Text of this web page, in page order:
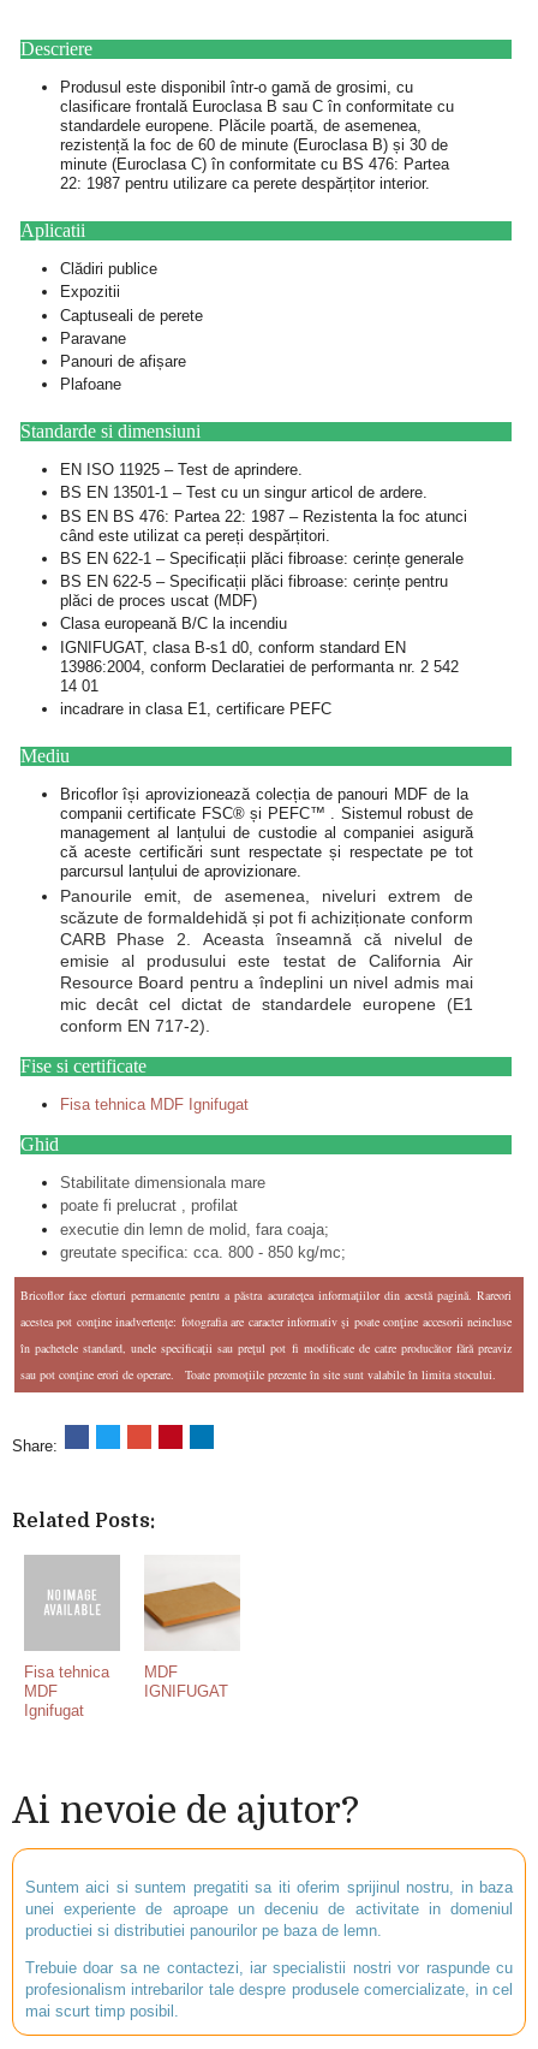
Descriere
Produsul este disponibil într-o gamă de grosimi, cu
clasificare frontală Euroclasa B sau C în conformitate cu
standardele europene. Plăcile poartă, de asemenea,
rezistență la foc de 60 de minute (Euroclasa B) și 30 de
minute (Euroclasa C) în conformitate cu BS 476: Partea
22: 1987 pentru utilizare ca perete despărțitor interior.
Aplicatii
Clădiri publice
Expozitii
Captuseali de perete
Paravane
Panouri de afișare
Plafoane
Standarde si dimensiuni
EN ISO 11925 – Test de aprindere.
BS EN 13501-1 – Test cu un singur articol de ardere.
BS EN BS 476: Partea 22: 1987 – Rezistenta la foc atunci
când este utilizat ca pereți despărțitori.
BS EN 622-1 – Specificații plăci fibroase: cerințe generale
BS EN 622-5 – Specificații plăci fibroase: cerințe pentru
plăci de proces uscat (MDF)
Clasa europeană B/C la incendiu
IGNIFUGAT, clasa B-s1 d0, conform standard EN
13986:2004, conform Declaratiei de performanta nr. 2 542
14 01
incadrare in clasa E1, certificare PEFC
Mediu
Bricoflor își aprovizionează colecția de panouri MDF de la
companii certificate FSC® și PEFC™ . Sistemul robust de
management al lanțului de custodie al companiei asigură
că aceste certificări sunt respectate și respectate pe tot
parcursul lanțului de aprovizionare.
Panourile emit, de asemenea, niveluri extrem de
scăzute de formaldehidă și pot fi achiziționate conform
CARB Phase 2.Aceasta înseamnă că nivelul de
emisie al produsului este testat de California Air
Resource Board pentru a îndeplini un nivel admis mai
mic decât cel dictat de standardele europene (E1
conform EN 717-2).
Fise si certificate
Fisa tehnica MDF Ignifugat
Ghid
Stabilitate dimensionala mare
poate fi prelucrat , profilat
executie din lemn de molid, fara coaja;
greutate specifica: cca. 800 - 850 kg/mc;
Bricoflor face eforturi permanente pentru a păstra acurateţea informaţiilor din acestă pagină. Rareori
acestea pot conţine inadvertenţe: fotografia are caracter informativ şi poate conţine accesorii neincluse
în pachetele standard, unele specificaţii sau preţul pot fi modificate de catre producător fără preaviz
sau pot conţine erori de operare. Toate promoţiile prezente în site sunt valabile în limita stocului.
Share:
Related Posts:
Fisa tehnica
MDF
Ignifugat
MDF
IGNIFUGAT
Ai nevoie de ajutor?
Suntem aici si suntem pregatiti sa iti oferim sprijinul nostru, in baza
unei experiente de aproape un deceniu de activitate in domeniul
productiei si distributiei panourilor pe baza de lemn.
Trebuie doar sa ne contactezi, iar specialistii nostri vor raspunde cu
profesionalism intrebarilor tale despre produsele comercializate, in cel
mai scurt timp posibil.